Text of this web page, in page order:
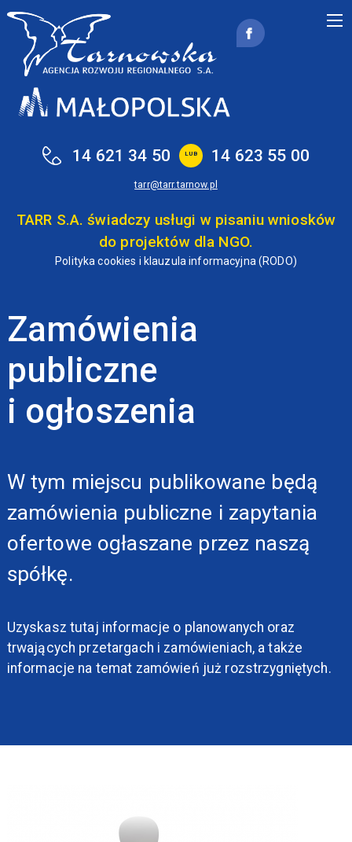
14 621 34 50 LUB 14 623 55 00
tarr@tarr.tarnow.pl
TARR S.A. świadczy usługi w pisaniu wniosków
do projektów dla NGO.
Polityka cookies i klauzula informacyjna (RODO)
Zamówienia
publiczne
i ogłoszenia
W tym miejscu publikowane będą
zamówienia publiczne i zapytania
ofertowe ogłaszane przez naszą
spółkę.
Uzyskasz tutaj informacje o planowanych oraz
trwających przetargach i zamówieniach, a także
informacje na temat zamówień już rozstrzygniętych.